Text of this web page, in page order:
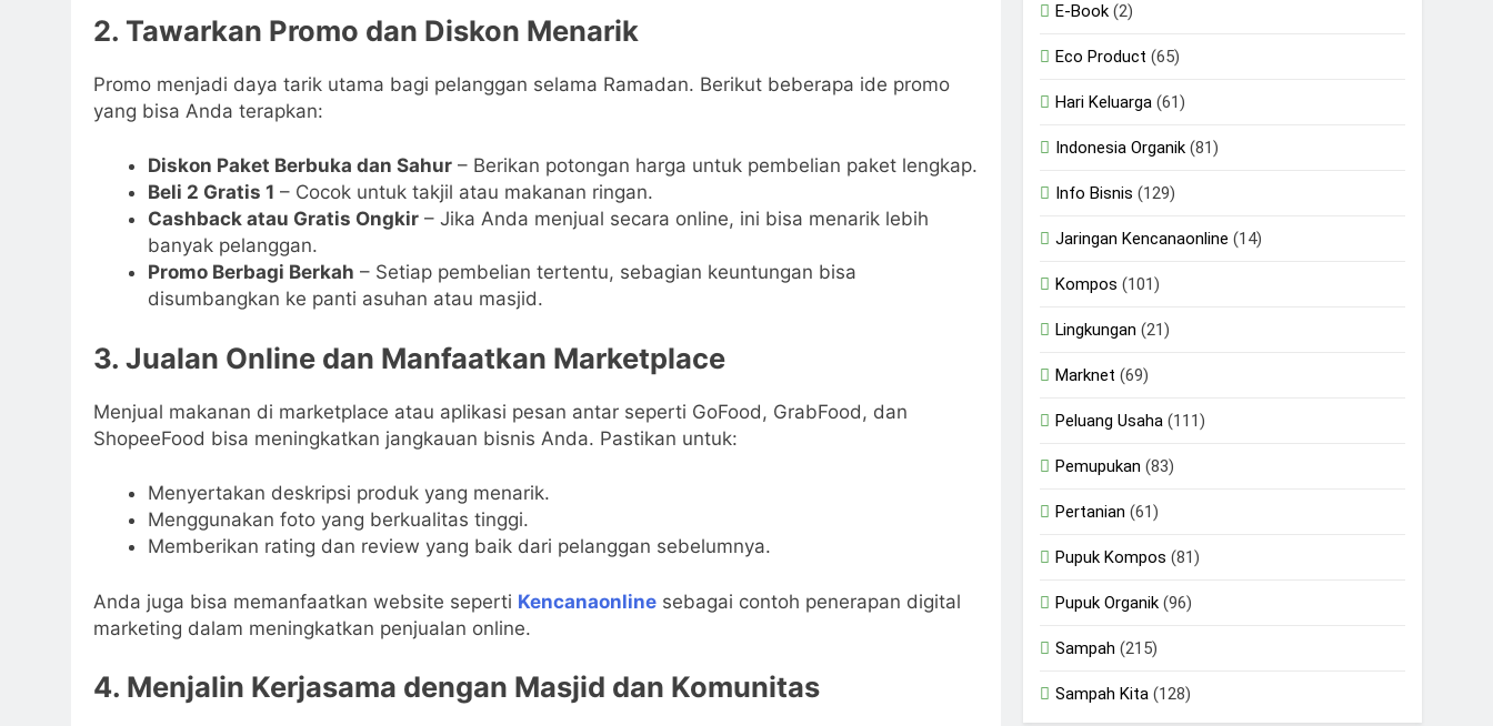
2. Tawarkan Promo dan Diskon Menarik
Promo menjadi daya tarik utama bagi pelanggan selama Ramadan. Berikut beberapa ide promo
yang bisa Anda terapkan:
Diskon Paket Berbuka dan Sahur– Berikan potongan harga untuk pembelian paket lengkap.
Beli 2 Gratis 1 – Cocok untuk takjil atau makanan ringan.
Cashback atau Gratis Ongkir– Jika Anda menjual secara online, ini bisa menarik lebih
banyak pelanggan.
Promo Berbagi Berkah – Setiap pembelian tertentu, sebagian keuntungan bisa
disumbangkan ke panti asuhan atau masjid.
3. Jualan Online dan Manfaatkan Marketplace
Menjual makanan di marketplace atau aplikasi pesan antar seperti GoFood, GrabFood, dan
ShopeeFood bisa meningkatkan jangkauan bisnis Anda. Pastikan untuk:
Menyertakan deskripsi produk yang menarik.
Menggunakan foto yang berkualitas tinggi.
Memberikan rating dan review yang baik dari pelanggan sebelumnya.
Anda juga bisa memanfaatkan website seperti Kencanaonline sebagai contoh penerapan digital
marketing dalam meningkatkan penjualan online.
4. Menjalin Kerjasama dengan Masjid dan Komunitas
E-Book (2)
Eco Product (65)
Hari Keluarga (61)
Indonesia Organik (81)
Info Bisnis (129)
Jaringan Kencanaonline (14)
Kompos (101)
Lingkungan (21)
Marknet (69)
Peluang Usaha (111)
Pemupukan (83)
Pertanian (61)
Pupuk Kompos (81)
Pupuk Organik (96)
Sampah (215)
Sampah Kita (128)